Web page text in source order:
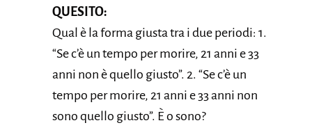
QUESITO:
Qual è la forma giusta tra i due periodi: 1.
“Se c’è un tempo per morire, 21 anni e 33
anni non è quello giusto”. 2. “Se c’è un
tempo per morire, 21 anni e 33 anni non
sono quello giusto”. È o sono?